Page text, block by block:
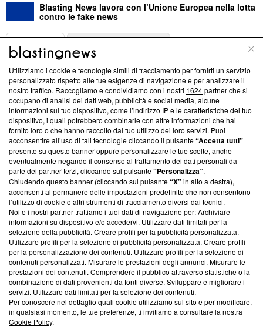
Blasting News lavora con l’Unione Europea nella lotta
contro le fake news
ABOUT
Questa sezione offre informazioni trasparenti su Blasting
News, sui nostri processi editoriali e su come ci impegniamo a
creare news di qualità. Inoltre, afferma la nostra aderenza a
‘Trust Project - News with Integrity’Blasting News non è
ancora membro del programma, ma ha richiesto di farne
parte; Trust Project non ha ancora effettuato una verifica di
conformità agli standard.
Su di noi
Team editoriale
Corporate
Redazione
Informativa Privacy
Cookie Policy
Blasting SA, IDI CHE-247.845.224, Via Carlo Frasca, 3 - 6900
Lugano (Svizzera) Tel:+39 0690258937
Utilizziamo i cookie e tecnologie simili di tracciamento per fornirti un servizio
personalizzato rispetto alle tue esigenze di navigazione e per analizzare il
nostro traffico. Raccogliamo e condividiamo con i nostri 1624partner che si
occupano di analisi dei dati web, pubblicità e social media, alcune
informazioni sul tuo dispositivo, come l’indirizzo IP e le caratteristiche del tuo
dispositivo, i quali potrebbero combinarle con altre informazioni che hai
fornito loro o che hanno raccolto dal tuo utilizzo dei loro servizi. Puoi
acconsentire all’uso di tali tecnologie cliccando il pulsante“Accetta tutti”
presente su questo banner oppure personalizzare le tue scelte, anche
eventualmente negando il consenso al trattamento dei dati personali da
parte dei partner terzi, cliccando sul pulsante“Personalizza”.
Chiudendo questo banner (cliccando sul pulsante“X”in alto a destra),
acconsenti al permanere delle impostazioni predefinite che non consentono
l’utilizzo di cookie o altri strumenti di tracciamento diversi dai tecnici.
Noi e i nostri partner trattiamo i tuoi dati di navigazione per: Archiviare
informazioni su dispositivo e/o accedervi. Utilizzare dati limitati per la
selezione della pubblicità. Creare profili per la pubblicità personalizzata.
Utilizzare profili per la selezione di pubblicità personalizzata. Creare profili
per la personalizzazione dei contenuti. Utilizzare profili per la selezione di
contenuti personalizzati. Misurare le prestazioni degli annunci. Misurare le
prestazioni dei contenuti. Comprendere il pubblico attraverso statistiche o la
combinazione di dati provenienti da fonti diverse. Sviluppare e migliorare i
servizi. Utilizzare dati limitati per la selezione dei contenuti.
Per conoscere nel dettaglio quali cookie utilizziamo sul sito e per modificare,
in qualsiasi momento, le tue preferenze, ti invitiamo a consultare la nostra
Cookie Policy.